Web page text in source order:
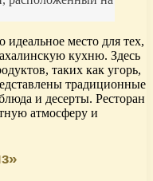
место для тех,
кухню. Здесь
таких как угорь,
традиционные
и десерты. Ресторан
атмосферу и